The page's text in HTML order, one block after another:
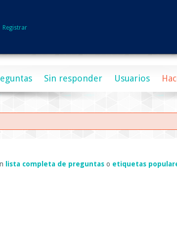
Registrar
Sin responder Usuarios
lista completa de preguntaso etiquetas